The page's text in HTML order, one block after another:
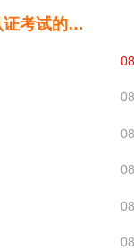
2026年项目管理认证PM项目管理认证考试的流程（从报名到拿证）